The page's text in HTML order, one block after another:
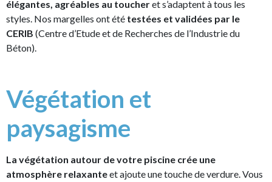
élégantes, agréables au toucheret s’adaptent à tous les
styles. Nos margelles ont été testées et validées par le
CERIB (Centre d’Etude et de Recherches de l’Industrie du
Béton).
Végétation et
paysagisme
La végétation autour de votre piscine crée une
atmosphère relaxanteet ajoute une touche de verdure. Vous